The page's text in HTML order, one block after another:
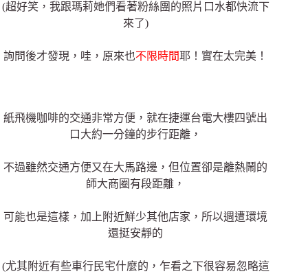
(超好笑，我跟瑪莉她們看著粉絲團的照片口水都快流下
來了)
詢問後才發現，哇，原來也不限時間耶！實在太完美！
紙飛機咖啡的交通非常方便，就在捷運台電大樓四號出
口大約一分鐘的步行距離，
不過雖然交通方便又在大馬路邊，但位置卻是離熱鬧的
師大商圈有段距離，
可能也是這樣，加上附近鮮少其他店家，所以週遭環境
還挺安靜的
(尤其附近有些車行民宅什麼的，乍看之下很容易忽略這